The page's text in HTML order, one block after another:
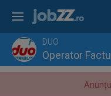
DUO
Operator